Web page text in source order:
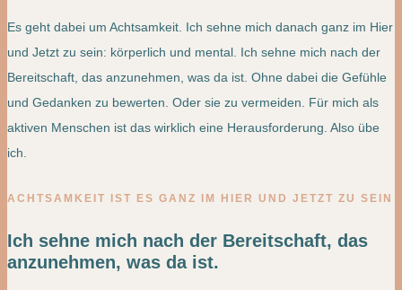
Es geht dabei um Achtsamkeit. Ich sehne mich danach ganz im Hier
und Jetzt zu sein: körperlich und mental. Ich sehne mich nach der
Bereitschaft, das anzunehmen, was da ist. Ohne dabei die Gefühle
und Gedanken zu bewerten. Oder sie zu vermeiden. Für mich als
aktiven Menschen ist das wirklich eine Herausforderung. Also übe
ich.
ACHTSAMKEIT IST ES GANZ IM HIER UND JETZT ZU SEIN
Ich sehne mich nach der Bereitschaft, das
anzunehmen, was da ist.